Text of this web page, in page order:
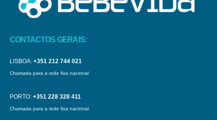
CONTACTOS GERAIS:
LISBOA: +351 212 744 021
Chamada para a rede fixa nacional
PORTO: +351 228 328 411
Chamada para a rede fixa nacional